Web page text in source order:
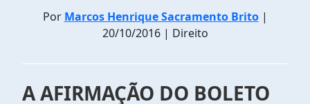
Por Marcos Henrique Sacramento Brito|
20/10/2016 | Direito
A AFIRMAÇÃO DO BOLETO